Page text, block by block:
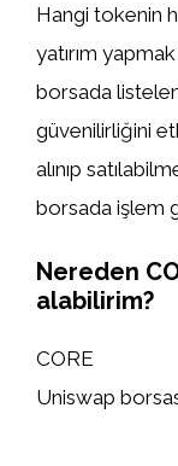
Hangi tokenin
yatırım
borsada
güvenilirliğini
alınıp
borsada işlem
Nereden
alabilirim?
CORE
Uniswap